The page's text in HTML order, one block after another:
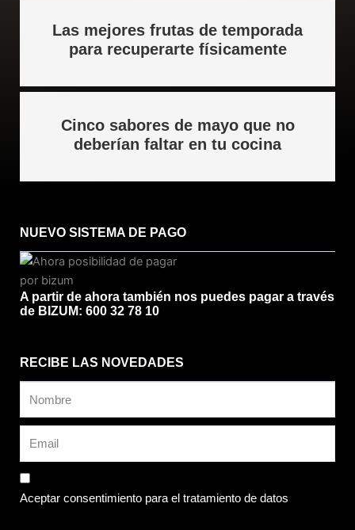
Las mejores frutas de temporada
para recuperarte físicamente
Cinco sabores de mayo que no
deberían faltar en tu cocina
NUEVO SISTEMA DE PAGO
A partir de ahora también nos puedes pagar a través
de BIZUM: 600 32 78 10
RECIBE LAS NOVEDADES
Aceptar consentimiento para el tratamiento de datos